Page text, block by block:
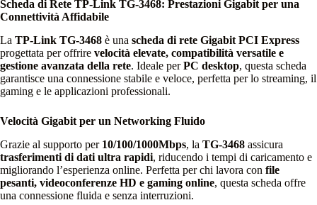
Scheda di Rete TP-Link TG-3468: Prestazioni Gigabit per una
Connettività Affidabile
La TP-Link TG-3468 è una scheda di rete Gigabit PCI Express
progettata per offrire velocità elevate, compatibilità versatile e
gestione avanzata della rete. Ideale perPC desktop, questa scheda
garantisce una connessione stabile e veloce, perfetta per lo streaming, il
gaming e le applicazioni professionali.
Velocità Gigabit per un Networking Fluido
Grazie al supporto per 10/100/1000Mbps, la TG-3468 assicura
trasferimenti di dati ultra rapidi, riducendo i tempi di caricamento e
migliorando l’esperienza online. Perfetta per chi lavora con file
pesanti, videoconferenze HD e gaming online, questa scheda offre
una connessione fluida e senza interruzioni.